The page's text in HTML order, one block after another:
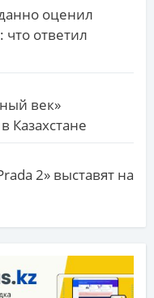
оценил
ответил
век»
Казахстане
2» выставят на